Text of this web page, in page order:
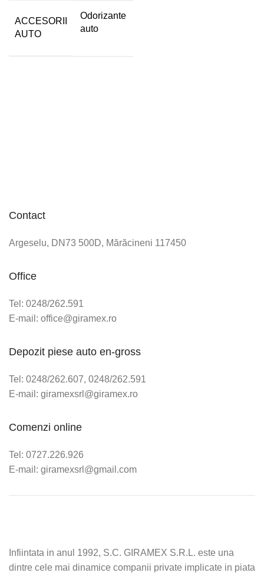
ACCESORII
AUTO
Odorizante
auto
Contact
Argeselu, DN73 500D, Mărăcineni 117450
Office
Tel: 0248/262.591
E-mail: office@giramex.ro
Depozit piese auto en-gross
Tel: 0248/262.607, 0248/262.591
E-mail: giramexsrl@giramex.ro
Comenzi online
Tel: 0727.226.926
E-mail: giramexsrl@gmail.com
Infiintata in anul 1992, S.C. GIRAMEX S.R.L. este una
dintre cele mai dinamice companii private implicate in piata